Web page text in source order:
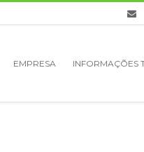
EMPRESA INFORMAÇÕES